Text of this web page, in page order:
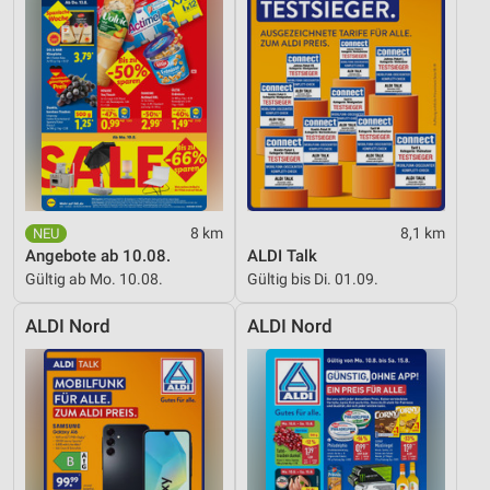
8 km
Angebote ab 10.08.
Gültig ab Mo. 10.08.
8,1 km
ALDI Talk
Gültig bis Di. 01.09.
ALDI Nord ALDI Nord
Entwicklung und Verbesserung der Angebote
Verwendung reduzierter Daten zur Auswahl von
Inhalten
IAB-Besonderheiten:
Verwendung genauer Standortdaten
Geräte anhand von aktiv angeforderten
Informationen identifizieren
Nicht-IAB-Verarbeitungszwecke:
Notwendig
Performance
Funktional
Werbung